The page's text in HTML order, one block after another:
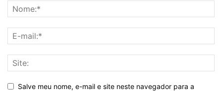
Salve meu nome, e-mail e site neste navegador para a